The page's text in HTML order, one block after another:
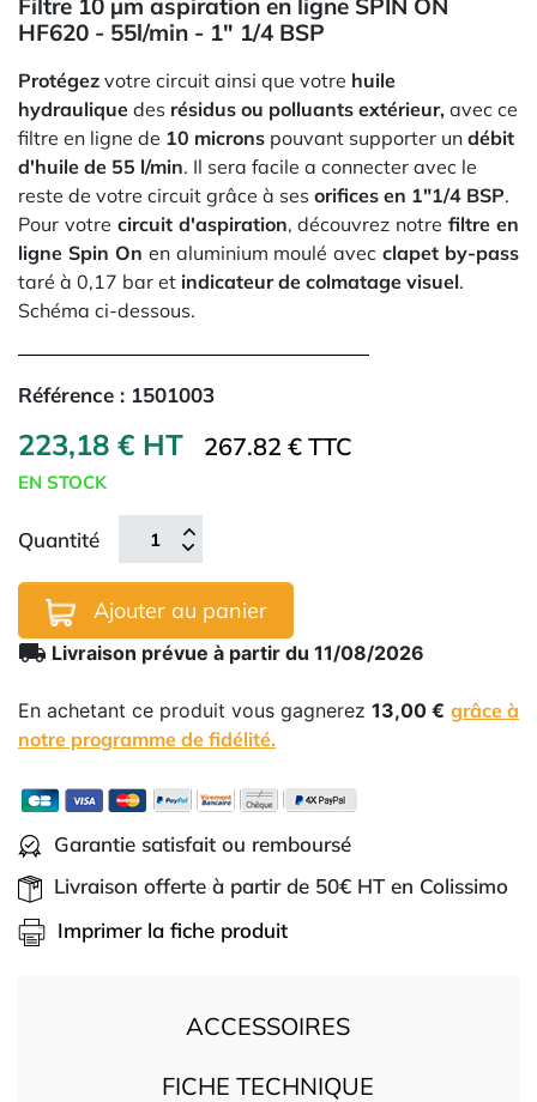
Filtre 10 µm aspiration en ligne SPIN ON
HF620 - 55l/min - 1" 1/4 BSP
Protégez votre circuit ainsi que votre huile
hydraulique des résidus ou polluants extérieur, avec ce
filtre en ligne de 10 microns pouvant supporter un débit
d'huile de 55 l/min. Il sera facile a connecter avec le
reste de votre circuit grâce à ses orifices en 1"1/4 BSP.
Pour votre circuit d'aspiration, découvrez notrefiltre en
ligne Spin On en aluminium moulé avecclapet by-pass
taré à 0,17 bar et indicateur de colmatage visuel.
Schéma ci-dessous.
Référence : 1501003
223,18 € HT 267.82 € TTC
EN STOCK
Quantité
Ajouter au panier
local_shipping Livraison prévue à partir du 11/08/2026
En achetant ce produit vous gagnerez 13,00 € grâce à
notre programme de fidélité.
Garantie satisfait ou remboursé
Livraison offerte à partir de 50€ HT en Colissimo
Imprimer la fiche produit
ACCESSOIRES
FICHE TECHNIQUE